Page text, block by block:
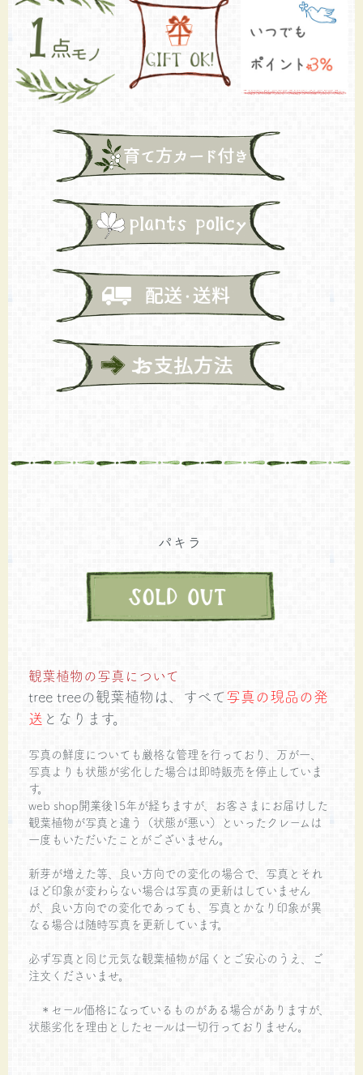
パキラ
観葉植物の写真について
tree treeの観葉植物は、すべて写真の現品の発
送 となります。
写真の鮮度についても厳格な管理を行っており、万が一、
写真よりも状態が劣化した場合は即時販売を停止していま
す。
web shop開業後15年が経ちますが、お客さまにお届けした
観葉植物が写真と違う（状態が悪い）といったクレームは
一度もいただいたことがございません。
新芽が増えた等、良い方向での変化の場合で、写真とそれ
ほど印象が変わらない場合は写真の更新はしていません
が、良い方向での変化であっても、写真とかなり印象が異
なる場合は随時写真を更新しています。
必ず写真と同じ元気な観葉植物が届くとご安心のうえ、ご
注文くださいませ。
＊セール価格になっているものがある場合がありますが、
状態劣化を理由としたセールは一切行っておりません。